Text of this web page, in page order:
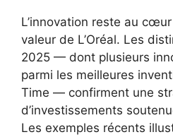
L’innovation reste au
valeur de L’Oréal. Les
2025 — dont plusieurs
parmi les meilleures
Time — confirment une
d’investissements
Les exemples récents